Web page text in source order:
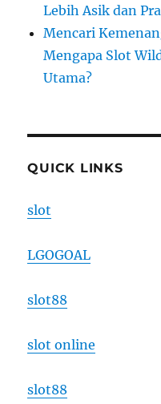
Lebih Asik dan
Mencari
Mengapa Slot
Utama?
QUICK LINKS
slot
LGOGOAL
slot88
slot online
slot88